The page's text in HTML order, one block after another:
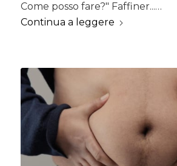
Come posso fare?" Faffiner...…
Continua a leggere